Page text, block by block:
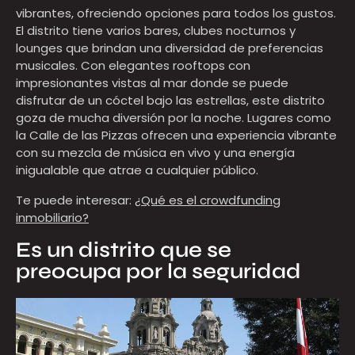
vibrantes, ofreciendo opciones para todos los gustos.
El distrito tiene varios bares, clubes nocturnos y
lounges que brindan una diversidad de preferencias
musicales. Con elegantes rooftops con
impresionantes vistas al mar donde se puede
disfrutar de un cóctel bajo las estrellas, este distrito
goza de mucha diversión por la noche. Lugares como
la Calle de las Pizzas ofrecen una experiencia vibrante
con su mezcla de música en vivo y una energía
inigualable que atrae a cualquier público.
Te puede interesar: ¿Qué es el crowdfunding
inmobiliario?
Es un distrito que se
preocupa por la seguridad